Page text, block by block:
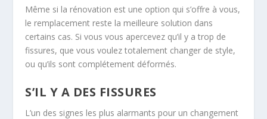
Même si la rénovation est une option qui s’offre à vous,
le remplacement reste la meilleure solution dans
certains cas. Si vous vous apercevez qu’il y a trop de
fissures, que vous voulez totalement changer de style,
ou qu’ils sont complétement déformés.
S’IL Y A DES FISSURES
L’un des signes les plus alarmants pour un changement